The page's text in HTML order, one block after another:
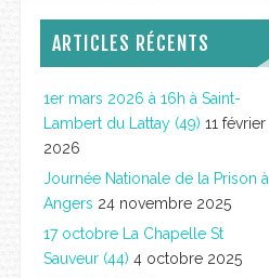
ARTICLES RÉCENTS
1er mars 2026 à 16h à Saint-
Lambert du Lattay (49) 11 février
2026
Journée Nationale de la Prison à
Angers 24 novembre 2025
17 octobre La Chapelle St
Sauveur (44) 4 octobre 2025